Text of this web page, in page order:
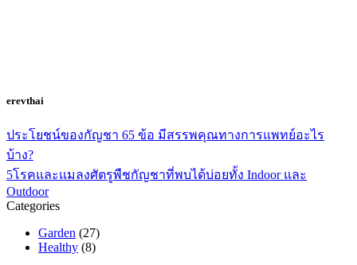
erevthai
ประโยชน์ของกัญชา 65 ข้อ มีสรรพคุณทางการแพทย์อะไร
บ้าง?
5โรคและแมลงศัตรูพืชกัญชาที่พบได้บ่อยทั้ง Indoor และ
Outdoor
Categories
Garden (27)
Healthy (8)